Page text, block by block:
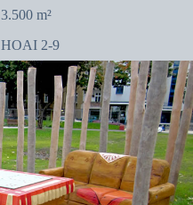
3.500 m²
HOAI 2-9